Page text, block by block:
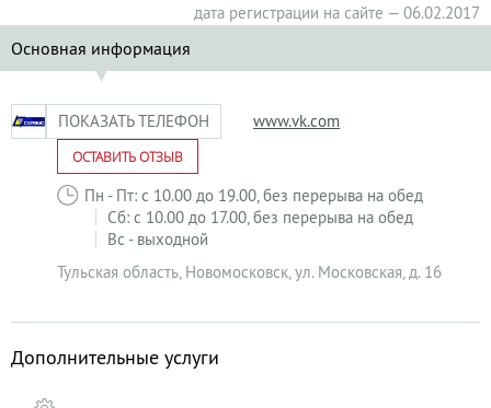
дата регистрации на сайте — 06.02.2017
Основная информация
ПОКАЗАТЬ ТЕЛЕФОН www.vk.com
ОСТАВИТЬ ОТЗЫВ
Пн - Пт: с 10.00 до 19.00, без перерыва на обед
Сб: с 10.00 до 17.00, без перерыва на обед
Вс - выходной
Тульская область, Новомосковск,ул. Московская, д. 16
Дополнительные услуги